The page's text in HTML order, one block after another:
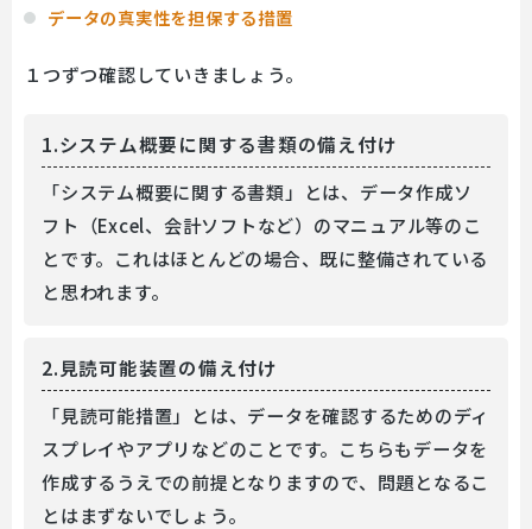
データの真実性を担保する措置
１つずつ確認していきましょう。
1.システム概要に関する書類の備え付け
「システム概要に関する書類」とは、データ作成ソ
フト（Excel、会計ソフトなど）のマニュアル等のこ
とです。これはほとんどの場合、既に整備されている
と思われます。
2.見読可能装置の備え付け
「見読可能措置」とは、データを確認するためのディ
スプレイやアプリなどのことです。こちらもデータを
作成するうえでの前提となりますので、問題となるこ
とはまずないでしょう。